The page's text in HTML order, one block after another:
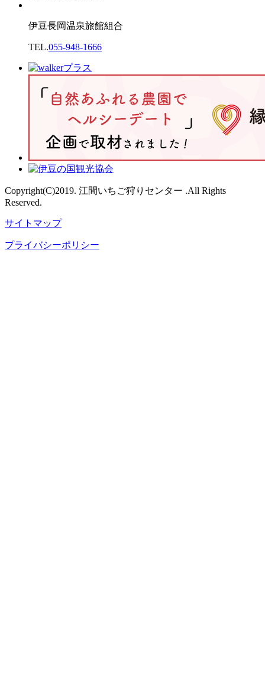
伊豆長岡温泉旅館組合
TEL.055-948-1666
Copyright(C)2019. 江間いちご狩りセンター .All Rights
Reserved.
サイトマップ
プライバシーポリシー